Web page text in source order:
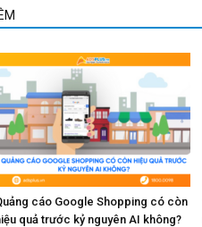
cáo Google Shopping có còn
quả trước kỷ nguyên AI không?